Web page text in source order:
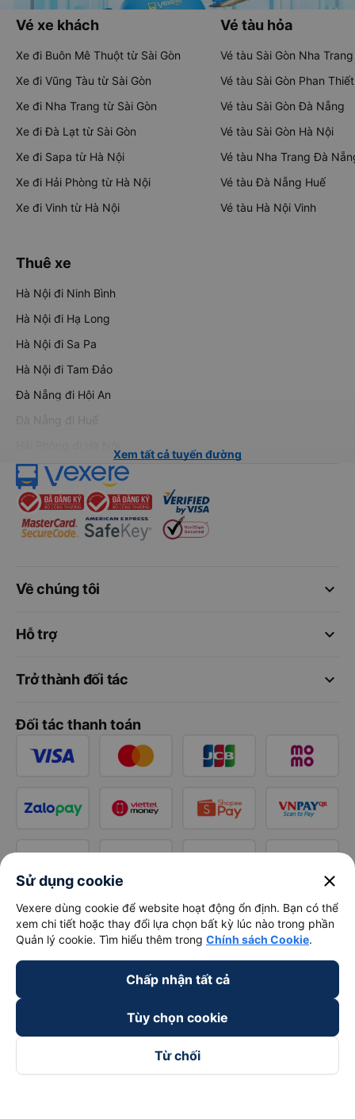
Vé xe khách
Xe đi Buôn Mê Thuột từ Sài Gòn
Xe đi Vũng Tàu từ Sài Gòn
Xe đi Nha Trang từ Sài Gòn
Xe đi Đà Lạt từ Sài Gòn
Xe đi Sapa từ Hà Nội
Xe đi Hải Phòng từ Hà Nội
Xe đi Vinh từ Hà Nội
Vé tàu hỏa
Vé tàu Sài Gòn Nha Trang
Vé tàu Sài Gòn Phan Thiết
Vé tàu Sài Gòn Đà Nẵng
Vé tàu Sài Gòn Hà Nội
Vé tàu Nha Trang Đà
Vé tàu Đà Nẵng Huế
Vé tàu Hà Nội Vinh
Thuê xe
Hà Nội đi Ninh Bình
Hà Nội đi Hạ Long
Hà Nội đi Sa Pa
Hà Nội đi Tam Đảo
Đà Nẵng đi Hội An
Đà Nẵng đi Huế
Xem tất cả tuyến đường
keyboard_arrow_down
Về chúng tôi
keyboard_arrow_down
Hỗ trợ
keyboard_arrow_down
Trở thành đối tác
Đối tác thanh toán
Sử dụng cookie close
Vexere dùng cookie để website hoạt động ổn định. Bạn có thể
xem chi tiết hoặc thay đổi lựa chọn bất kỳ lúc nào trong phần
Quản lý cookie. Tìm hiểu thêm trong Chính sách Cookie.
Chấp nhận tất cả
Tùy chọn cookie
Từ chối